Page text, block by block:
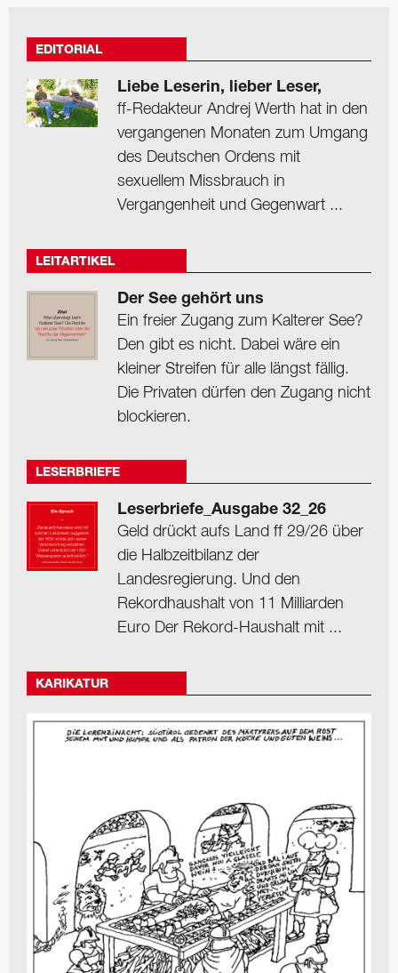
EDITORIAL
Liebe Leserin, lieber Leser,
ff-Redakteur Andrej Werth hat in den
vergangenen Monaten zum Umgang
des Deutschen Ordens mit
sexuellem Missbrauch in
Vergangenheit und Gegenwart ...
LEITARTIKEL
Der See gehört uns
Ein freier Zugang zum Kalterer See?
Den gibt es nicht. Dabei wäre ein
kleiner Streifen für alle längst fällig.
Die Privaten dürfen den Zugang nicht
blockieren.
LESERBRIEFE
Leserbriefe_Ausgabe 32_26
Geld drückt aufs Land ff 29/26 über
die Halbzeitbilanz der
Landesregierung. Und den
Rekordhaushalt von 11 Milliarden
Euro Der Rekord-Haushalt mit ...
KARIKATUR